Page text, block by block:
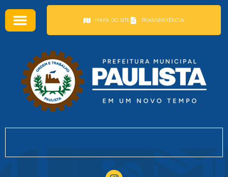
MAPA DO SITE TRANSPARÊNCIA